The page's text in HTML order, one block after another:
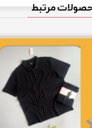
مرتبط